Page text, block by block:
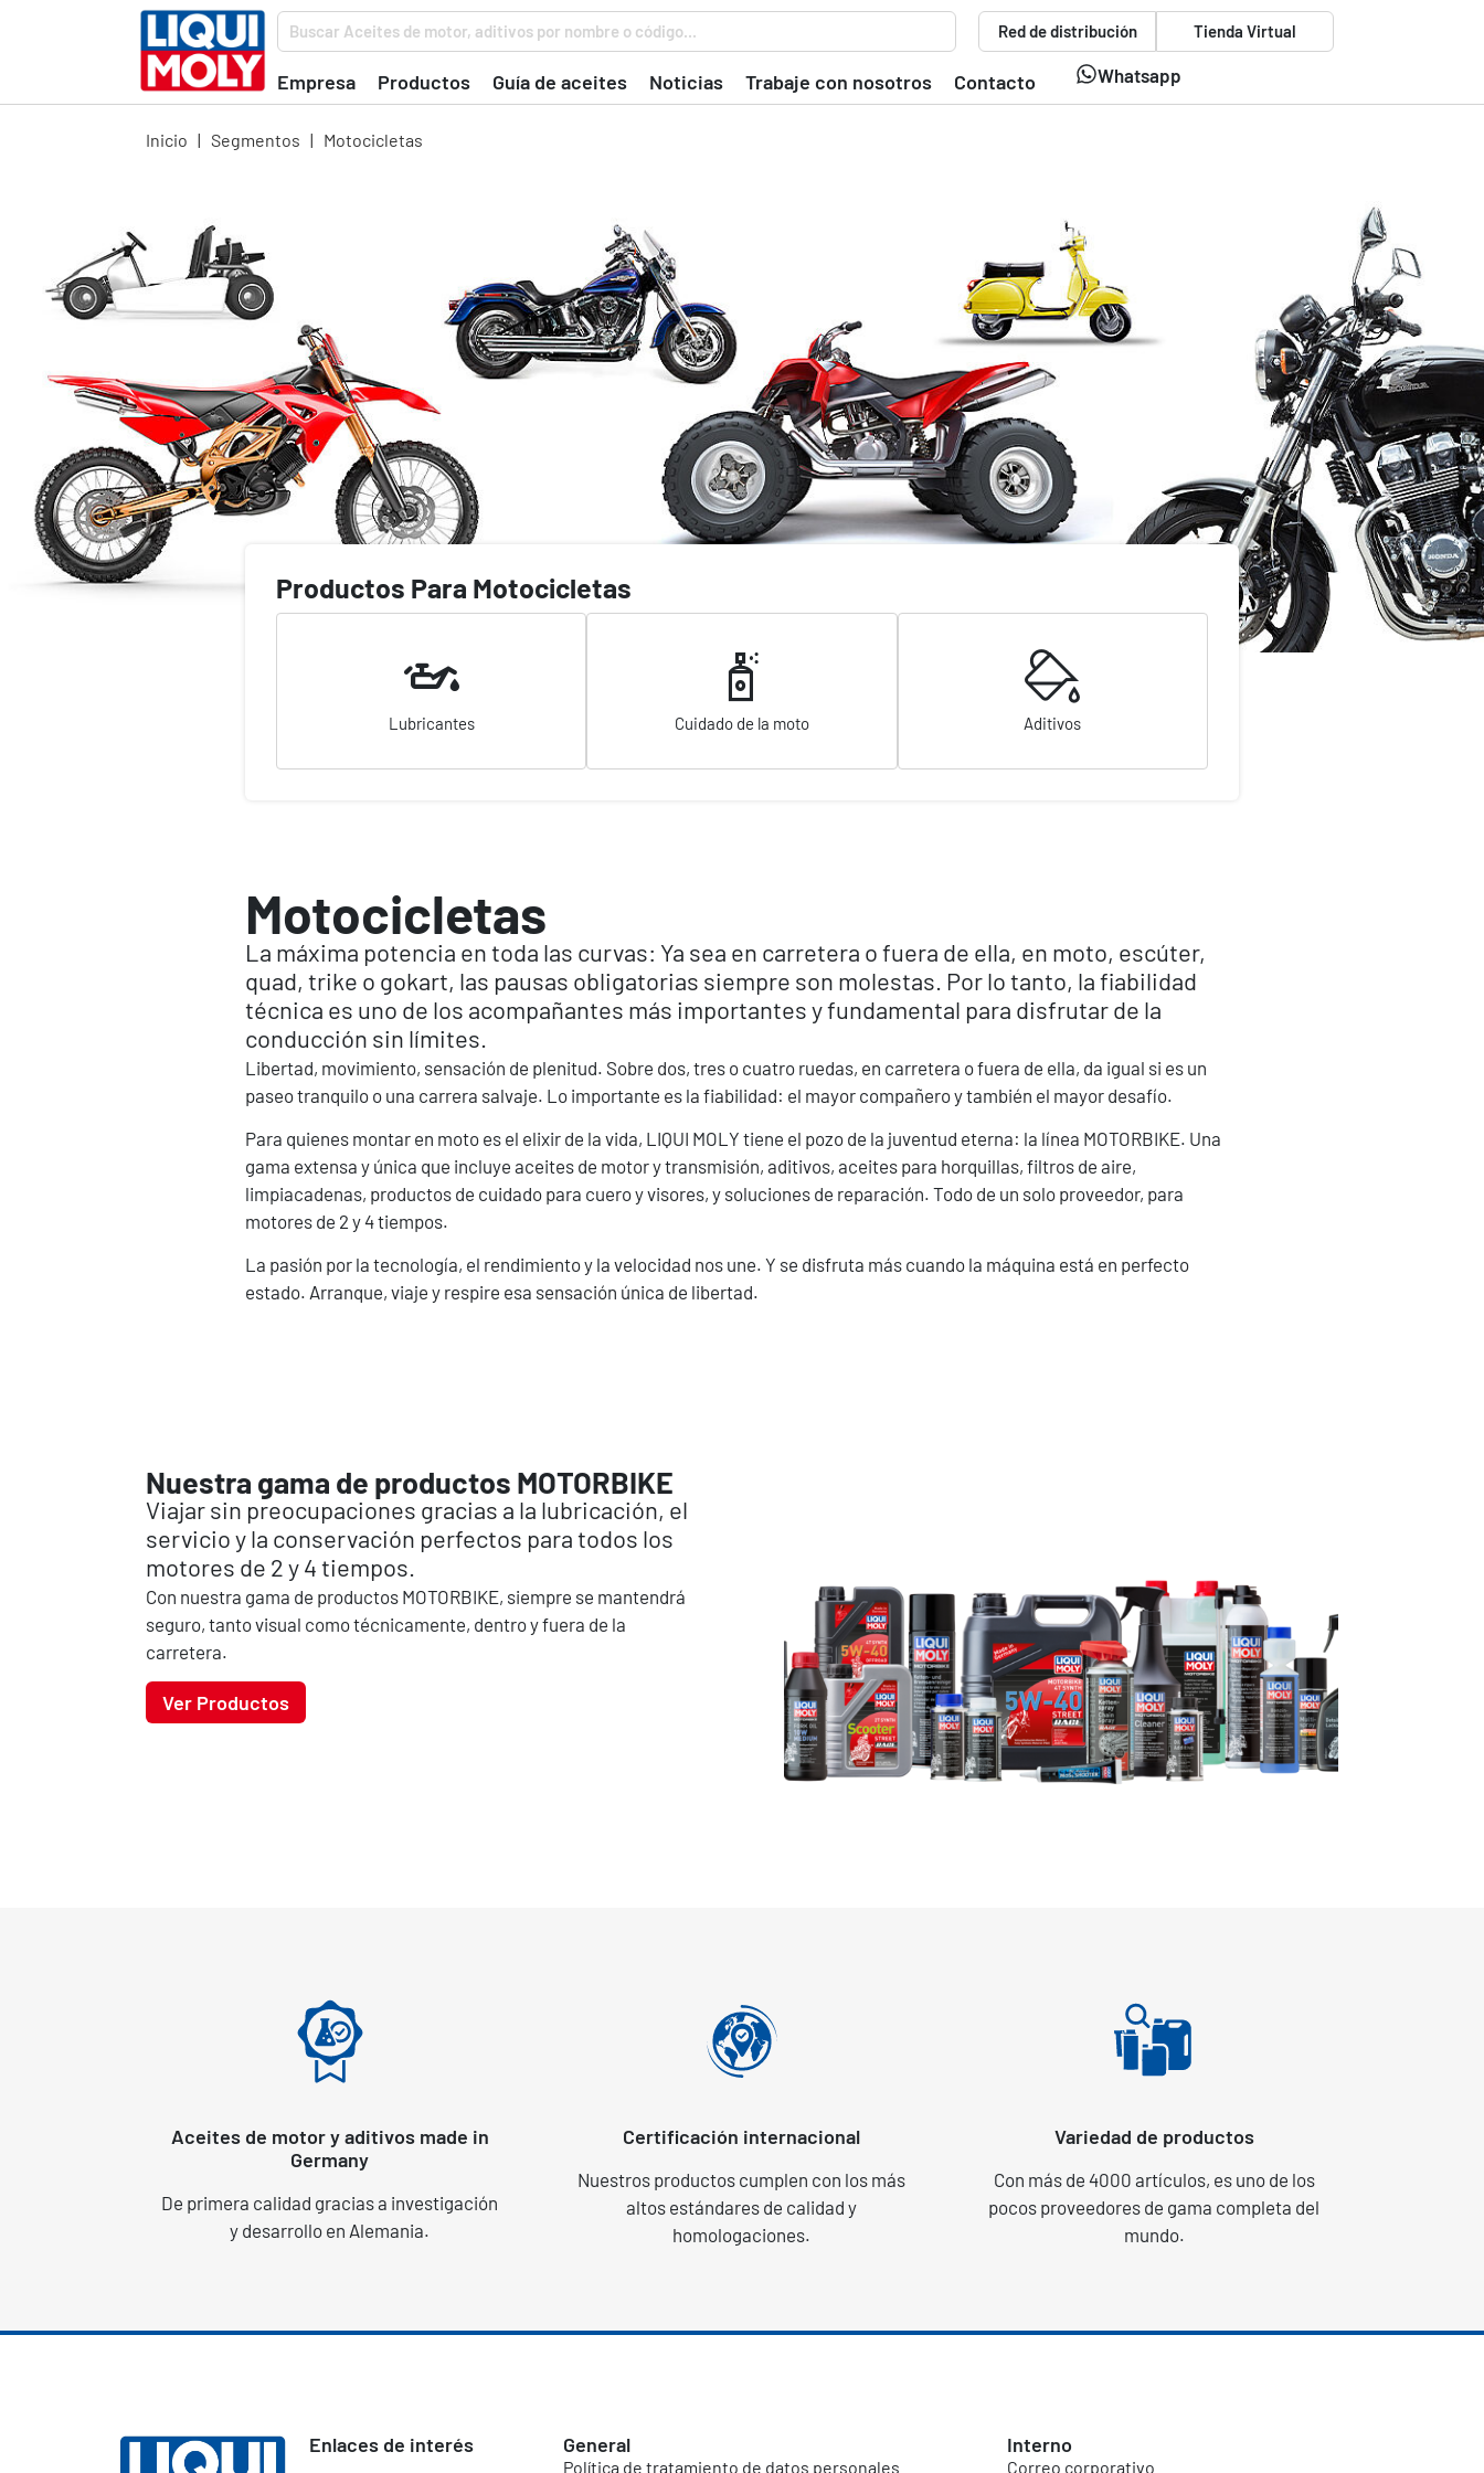
Buscar Aceites de motor, aditivos por nombre o código... Red de distribución Tienda Virtual
Empresa Productos Guía de aceites Noticias Trabaje con nosotros Contacto Whatsapp
Inicio | Segmentos | Motocicletas
Productos Para Motocicletas
Lubricantes Cuidado de la moto Aditivos
Motocicletas
La máxima potencia en toda las curvas: Ya sea en carretera o fuera de ella, en moto, escúter,
quad, trike o gokart, las pausas obligatorias siempre son molestas. Por lo tanto, la fiabilidad
técnica es uno de los acompañantes más importantes y fundamental para disfrutar de la
conducción sin límites.
Libertad, movimiento, sensación de plenitud. Sobre dos, tres o cuatro ruedas, en carretera o fuera de ella, da igual si es un
paseo tranquilo o una carrera salvaje. Lo importante es la fiabilidad: el mayor compañero y también el mayor desafío.
Para quienes montar en moto es el elixir de la vida, LIQUI MOLY tiene el pozo de la juventud eterna: la línea MOTORBIKE. Una
gama extensa y única que incluye aceites de motor y transmisión, aditivos, aceites para horquillas, filtros de aire,
limpiacadenas, productos de cuidado para cuero y visores, y soluciones de reparación. Todo de un solo proveedor, para
motores de 2 y 4 tiempos.
La pasión por la tecnología, el rendimiento y la velocidad nos une. Y se disfruta más cuando la máquina está en perfecto
estado. Arranque, viaje y respire esa sensación única de libertad.
Nuestra gama de productos MOTORBIKE
Viajar sin preocupaciones gracias a la lubricación, el
servicio y la conservación perfectos para todos los
motores de 2 y 4 tiempos.
Con nuestra gama de productos MOTORBIKE, siempre se mantendrá
seguro, tanto visual como técnicamente, dentro y fuera de la
carretera.
Ver Productos
Aceites de motor y aditivos made in
Germany
De primera calidad gracias a investigación
y desarrollo en Alemania.
Certificación internacional
Nuestros productos cumplen con los más
altos estándares de calidad y
homologaciones.
Variedad de productos
Con más de 4000 artículos, es uno de los
pocos proveedores de gama completa del
mundo.
Enlaces de interés General
Política de tratamiento de datos personales
Interno
Correo corporativo